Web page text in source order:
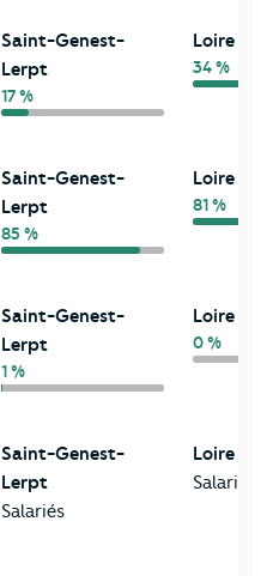
Saint-Genest-
Lerpt
17 %
Loire
34 %
Saint-Genest-
Lerpt
85 %
Loire
81 %
Saint-Genest-
Lerpt
1 %
Loire
0 %
Saint-Genest-
Lerpt
Salariés
Loire
Salariés